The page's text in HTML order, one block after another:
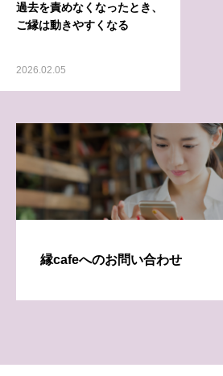
過去を責めなくなったとき、
ご縁は動きやすくなる
2026.02.05
縁cafeへのお問い合わせ